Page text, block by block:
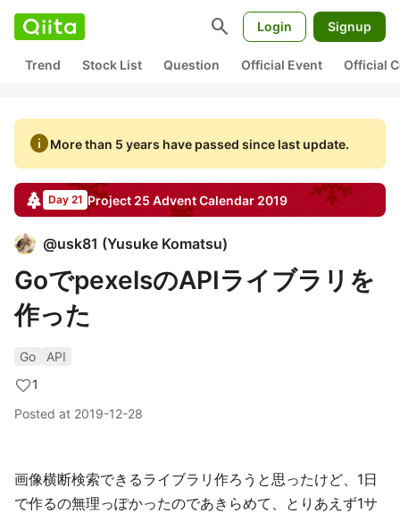
search Login Signup
Trend Stock List Question Official Event Official
infoMore than 5 years have passed since last update.
Day 21 Project 25 Advent Calendar 2019
@usk81 (Yusuke Komatsu)
GoでpexelsのAPIライブラリを
作った
Go
API
1
Posted at 2019-12-28
画像横断検索できるライブラリ作ろうと思ったけど、1日
で作るの無理っぽかったのであきらめて、とりあえず1サ